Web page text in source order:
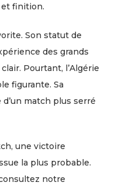
finition.
Son statut de
des grands
Pourtant, l’Algérie
figurante. Sa
match plus serré
une victoire
la plus probable.
notre